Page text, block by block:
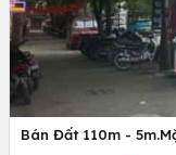
Bán Đất 110m -